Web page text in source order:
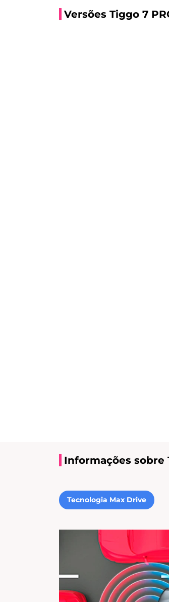
Versões Tiggo 7
Informações sobre
Tecnologia Max Drive